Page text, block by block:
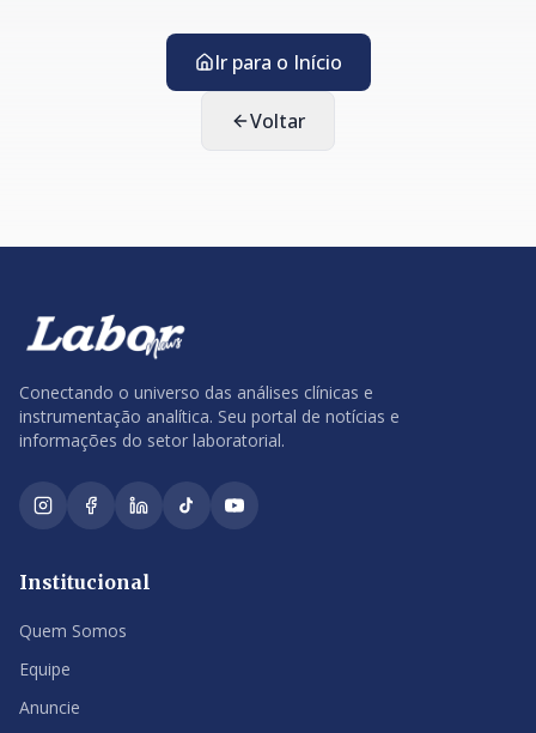
Ir para o Início
Voltar
Conectando o universo das análises clínicas e
instrumentação analítica. Seu portal de notícias e
informações do setor laboratorial.
Institucional
Quem Somos
Equipe
Anuncie